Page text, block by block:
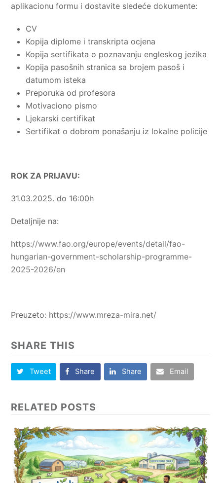
aplikacionu formu i dostavite sledeće dokumente:
CV
Kopija diplome i transkripta ocjena
Kopija sertifikata o poznavanju engleskog jezika
Kopija pasošnih stranica sa brojem pasoš i
datumom isteka
Preporuka od profesora
Motivaciono pismo
Ljekarski certifikat
Sertifikat o dobrom ponašanju iz lokalne policije
ROK ZA PRIJAVU:
31.03.2025. do 16:00h
Detaljnije na:
https://www.fao.org/europe/events/detail/fao-
hungarian-government-scholarship-programme-
2025-2026/en
Preuzeto: https://www.mreza-mira.net/
SHARE THIS
Tweet Share Share Email
RELATED POSTS